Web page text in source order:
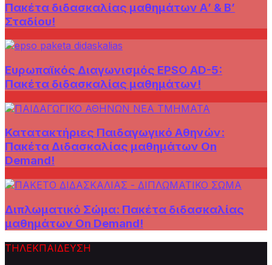
Πακέτα διδασκαλίας μαθημάτων Α’ & Β’
Σταδίου!
Ευρωπαϊκός Διαγωνισμός EPSO AD-5:
Πακέτα διδασκαλίας μαθημάτων!
Κατατακτήριες Παιδαγωγικό Αθηνών:
Πακέτα Διδασκαλίας μαθημάτων On
Demand!
Διπλωματικό Σώμα: Πακέτα διδασκαλίας
μαθημάτων On Demand!
ΤΗΛΕΚΠΑΙΔΕΥΣΗ